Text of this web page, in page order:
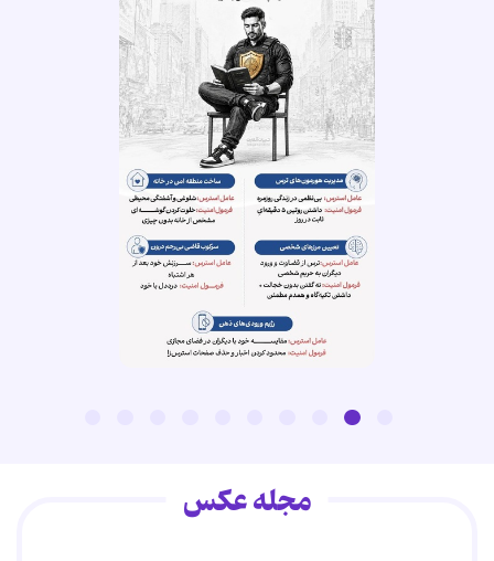
مجله عکس